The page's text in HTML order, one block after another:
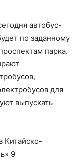
автобус-
по заданному
парка.
для
выпускать